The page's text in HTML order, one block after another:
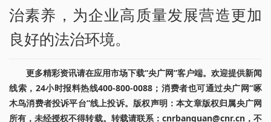
治素养，为企业高质量发展营造更加
良好的法治环境。
更多精彩资讯请在应用市场下载“央广网”客户端。欢迎提供新闻
线索，24小时报料热线400-800-0088；消费者也可通过央广网“啄
木鸟消费者投诉平台”线上投诉。版权声明：本文章版权归属央广网
所有，未经授权不得转载。转载请联系：cnrbanquan@cnr.cn，不